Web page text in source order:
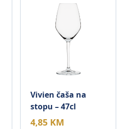
Vivien čaša na
stopu – 47cl
4,85 KM